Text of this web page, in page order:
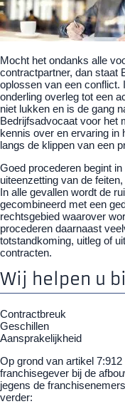
Mocht het ondanks alle
contractpartner, dan staat
oplossen van een conflict.
onderling overleg tot een
niet lukken en is de gang
Bedrijfsadvocaat voor het
kennis over en ervaring in
langs de klippen van een
Goed procederen begint
uiteenzetting van de
In alle gevallen wordt de
gecombineerd met een
rechtsgebied waarover
procederen daarnaast
totstandkoming, uitleg of
contracten.
Wij helpen u
Contractbreuk
Geschillen
Aansprakelijkheid
Op grond van artikel
franchisegever bij de
jegens de
verder: